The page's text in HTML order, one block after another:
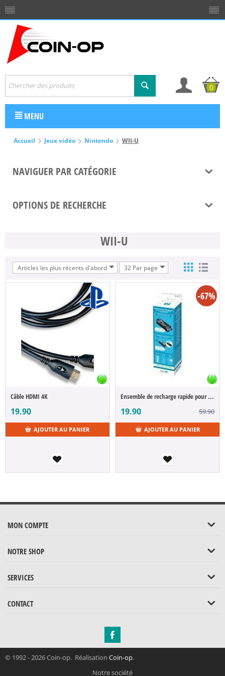
0
MENU
Accueil Jeux vidéo Nintendo WII-U
NAVIGUER PAR CATÉGORIE
OPTIONS DE RECHERCHE
WII-U
Articles les plus récents d'abord 32 Par page
Câble HDMI 4K
19.90
AJOUTER AU PANIER
-67%
Ensemble de recharge rapide pour télécommande Wii/ Wii U/ Wii U Plus
19.90 59.90
AJOUTER AU PANIER
MON COMPTE
NOTRE SHOP
SERVICES
CONTACT
© 1992 - 2026 Coin-op. Réalisation Coin-op.
Notre société